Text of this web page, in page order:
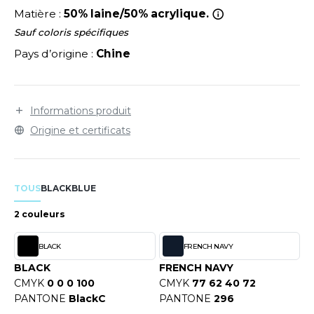
IN EUROPE
LABEL / TEAR AWAY
SHOPPING
ROW
OF THE LOOM
OF THE LOOM VINTAGE
- BLANKS
Matière : 50% laine/50% acrylique.
Sauf coloris spécifiques
Pays d’origine : Chine
Informations produit
Origine et certificats
TOUSBLACKBLUE
2 couleurs
BLACK
BLACK
CMYK 0 0 0 100
PANTONE BlackC
FRENCH NAVY
FRENCH NAVY
CMYK 77 62 40 72
PANTONE 296